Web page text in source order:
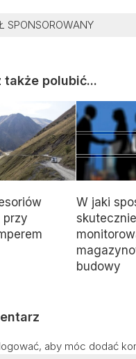
SPONSOROWANY
także polubić...
przy
W jaki
skutecznie
budowy
, aby móc dodać